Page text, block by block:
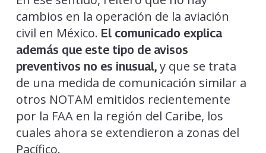
cambios en la operación de la aviación
civil en México. El comunicado explica
además que este tipo de avisos
preventivos no es inusual,y que se trata
de una medida de comunicación similar a
otros NOTAM emitidos recientemente
por la FAA en la región del Caribe, los
cuales ahora se extendieron a zonas del
Pacífico.